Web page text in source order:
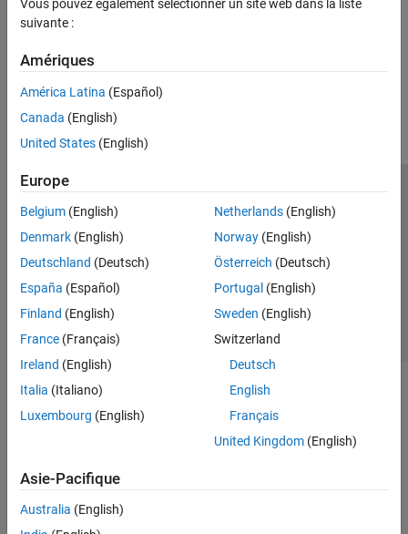
Vous pouvez également sélectionner un site web dans la liste
suivante :
Amériques
América Latina (Español)
Canada (English)
United States (English)
Europe
Belgium (English)
Denmark (English)
Deutschland (Deutsch)
España (Español)
Finland (English)
France (Français)
Ireland (English)
Italia (Italiano)
Luxembourg (English)
Netherlands(English)
Norway(English)
Österreich (Deutsch)
Portugal (English)
Sweden (English)
Switzerland
Deutsch
English
Français
United Kingdom(English)
Asie-Pacifique
Australia (English)
Lutte anti-piratage
Contacts locaux
© 1994-2026 The MathWorks, Inc.